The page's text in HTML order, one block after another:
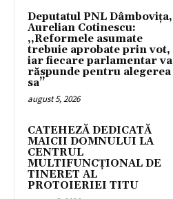
Deputatul PNL Dâmbovița,
Aurelian Cotinescu:
,,Reformele asumate
trebuie aprobate prin vot,
iar fiecare parlamentar va
răspunde pentru alegerea
sa’’
august 5, 2026
CATEHEZĂ DEDICATĂ
MAICII DOMNULUI LA
CENTRUL
MULTIFUNCȚIONAL DE
TINERET AL
PROTOIERIEI TITU